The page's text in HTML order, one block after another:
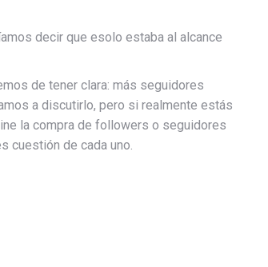
decir que esolo estaba al alcance
de tener clara: más seguidores
a discutirlo, pero si realmente estás
la compra de followers o seguidores
cuestión de cada uno.